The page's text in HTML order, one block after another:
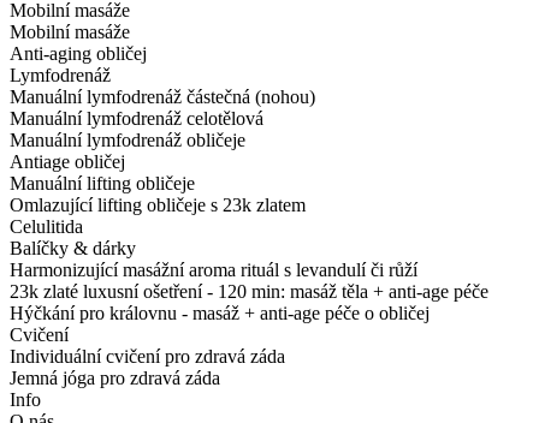
Mobilní masáže
Mobilní masáže
Anti-aging obličej
Lymfodrenáž
Manuální lymfodrenáž částečná (nohou)
Manuální lymfodrenáž celotělová
Manuální lymfodrenáž obličeje
Antiage obličej
Manuální lifting obličeje
Omlazující lifting obličeje s 23k zlatem
Celulitida
Balíčky & dárky
Harmonizující masážní aroma rituál s levandulí či růží
23k zlaté luxusní ošetření - 120 min: masáž těla + anti-age péče
Hýčkání pro královnu - masáž + anti-age péče o obličej
Cvičení
Individuální cvičení pro zdravá záda
Jemná jóga pro zdravá záda
Info